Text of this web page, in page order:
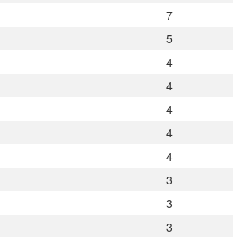
7
5
4
4
4
4
4
3
3
3